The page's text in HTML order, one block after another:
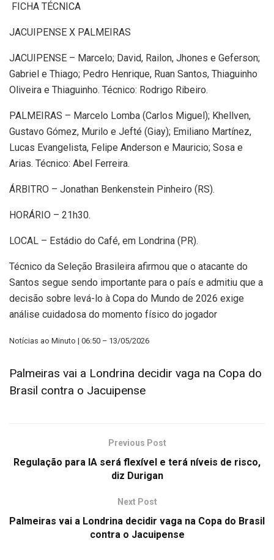
FICHA TÉCNICA
JACUIPENSE X PALMEIRAS
JACUIPENSE – Marcelo; David, Railon, Jhones e Geferson;
Gabriel e Thiago; Pedro Henrique, Ruan Santos, Thiaguinho
Oliveira e Thiaguinho. Técnico: Rodrigo Ribeiro.
PALMEIRAS – Marcelo Lomba (Carlos Miguel); Khellven,
Gustavo Gómez, Murilo e Jefté (Giay); Emiliano Martínez,
Lucas Evangelista, Felipe Anderson e Mauricio; Sosa e
Arias. Técnico: Abel Ferreira.
ÁRBITRO – Jonathan Benkenstein Pinheiro (RS).
HORÁRIO – 21h30.
LOCAL – Estádio do Café, em Londrina (PR).
Técnico da Seleção Brasileira afirmou que o atacante do
Santos segue sendo importante para o país e admitiu que a
decisão sobre levá-lo à Copa do Mundo de 2026 exige
análise cuidadosa do momento físico do jogador
Notícias ao Minuto | 06:50 – 13/05/2026
Palmeiras vai a Londrina decidir vaga na Copa do
Brasil contra o Jacuipense
Previous Post
Regulação para IA será flexível e terá níveis de risco,
diz Durigan
Next Post
Palmeiras vai a Londrina decidir vaga na Copa do Brasil
contra o Jacuipense